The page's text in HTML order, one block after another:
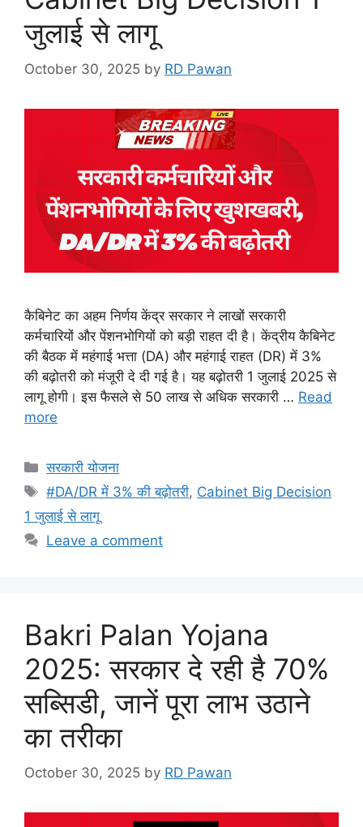
जुलाई से लागू
October 30, 2025 by RD Pawan
कैबिनेट का अहम निर्णय केंद्र सरकार ने लाखों सरकारी
कर्मचारियों और पेंशनभोगियों को बड़ी राहत दी है। केंद्रीय कैबिनेट
की बैठक में महंगाई भत्ता (DA) और महंगाई राहत (DR) में 3%
की बढ़ोतरी को मंजूरी दे दी गई है। यह बढ़ोतरी 1 जुलाई 2025 से
लागू होगी। इस फैसले से 50 लाख से अधिक सरकारी … Read
more
Categories
सरकारी योजना
Tags
#DA/DR में 3% की बढ़ोतरी, Cabinet Big Decision
1 जुलाई से लागू
Leave a comment
Bakri Palan Yojana
2025: सरकार दे रही है 70%
सब्सिडी, जानें पूरा लाभ उठाने
का तरीका
October 30, 2025 by RD Pawan